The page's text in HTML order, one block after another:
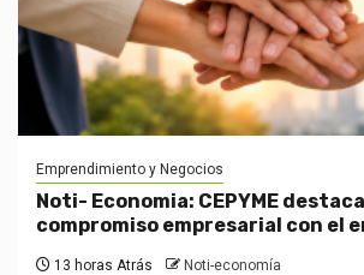
Emprendimiento y Negocios
Noti- Economia: CEPYME
compromiso empresarial con el
13 horas Atrás Noti-economía